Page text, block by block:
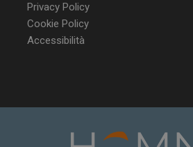
Privacy Policy
Cookie Policy
Accessibilità